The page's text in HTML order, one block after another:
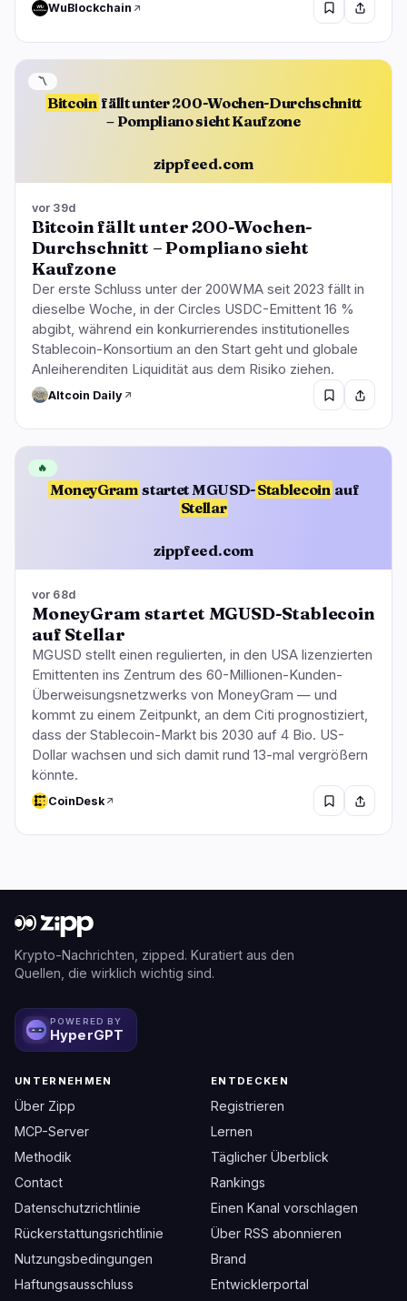
WuBlockchain
Bitcoin fällt unter 200-Wochen-Durchschnitt
– Pompliano sieht Kaufzone
zippfeed.com
〽️
vor 39d
Bitcoin fällt unter 200-Wochen-
Durchschnitt – Pompliano sieht
Kaufzone
Der erste Schluss unter der 200WMA seit 2023 fällt in
dieselbe Woche, in der Circles USDC-Emittent 16 %
abgibt, während ein konkurrierendes institutionelles
Stablecoin-Konsortium an den Start geht und globale
Anleiherenditen Liquidität aus dem Risiko ziehen.
Altcoin Daily
MoneyGram startet MGUSD-Stablecoin auf
Stellar
zippfeed.com
🔥
vor 68d
MoneyGram startet MGUSD-Stablecoin
auf Stellar
MGUSD stellt einen regulierten, in den USA lizenzierten
Emittenten ins Zentrum des 60-Millionen-Kunden-
Überweisungsnetzwerks von MoneyGram — und
kommt zu einem Zeitpunkt, an dem Citi prognostiziert,
dass der Stablecoin-Markt bis 2030 auf 4 Bio. US-
Dollar wachsen und sich damit rund 13-mal vergrößern
könnte.
CoinDesk
Krypto-Nachrichten, zipped. Kuratiert aus den
Quellen, die wirklich wichtig sind.
POWERED BY
HyperGPT
UNTERNEHMEN
Über Zipp
MCP-Server
Methodik
Contact
Datenschutzrichtlinie
Rückerstattungsrichtlinie
Nutzungsbedingungen
Haftungsausschluss
ENTDECKEN
Registrieren
Lernen
Täglicher Überblick
Rankings
Einen Kanal vorschlagen
Über RSS abonnieren
Brand
Entwicklerportal